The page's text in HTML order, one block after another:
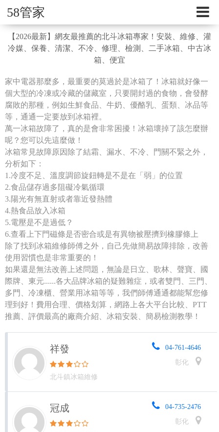
58管家
【2026最新】網友最推薦的北斗冰箱專家！安裝、維修、灌
冷媒、保養、清潔、不冷、修理、檢測、二手冰箱、中古冰
箱、便宜
家中電器那麼多，最重要的莫過於是冰箱了！冰箱就好像一
個大型的冷凍或冷藏的儲藏室，只要開封過的食物，會發酵
腐敗的那種，例如生鮮食品、牛奶、優酪乳、蛋類、冰品等
等，通通一定要放到冰箱裡。
萬一冰箱故障了，真的是會非常困擾！冰箱壞掉了該怎麼辦
呢？您可以先這麼做！
冰箱常見故障原因除了結霜、漏水、不冷、門關不緊之外，
分析如下：
1.冷度不足、溫度調節旋鈕轉是不是在「弱」的位置
2.食品儲存過多阻礙冷氣循環
3.陽光有無直射或者靠近發熱體
4.熱食品放入冰箱
5.電壓是不是過低？
6.查看上下門磁條是否密合或是有異物被壓擠到橡膠條上
除了找到冰箱維修師傅之外，自己先做簡易故障排除，改善
使用習慣也是非常重要的！
如果還是無法改善上述問題，無論是日立、歌林、聲寶、國
際牌、東元......各大品牌冰箱的疑難雜症，或者雙門、三門、
多門、冷凍櫃、營業用冰箱等等，我們師傅通通都能幫您修
理到好！費用合理、價格划算，網路上各大平台比較、PTT
推薦、評價最高的廠商介紹、冰箱安裝、簡易檢測教學！
祥發
北斗鎮冰箱維修
04-761-4646
彰化
冠成
04-735-2476
彰化